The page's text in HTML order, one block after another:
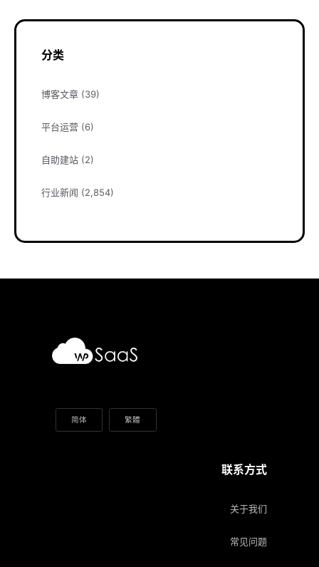
分类
博客文章 (39)
平台运营 (6)
自助建站 (2)
行业新闻 (2,854)
简体 繁體
联系方式
关于我们
常见问题